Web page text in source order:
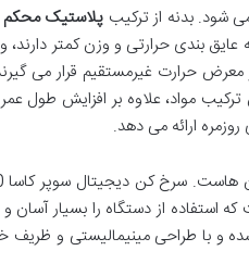
بدنه از ترکیب پلاستیک محکم
بندی حرارتی و وزن کمتر دارند،
حرارت غیرمستقیم قرار می
مواد، علاوه بر افزایش طول
ارائه می دهد.
استفاده از دستگاه را بسیار آسان
و با طراحی مینیمالیستی و ظریف